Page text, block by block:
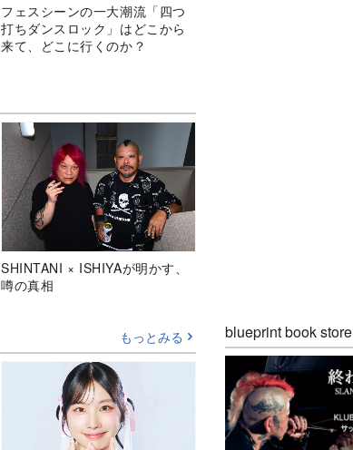
フェスシーンの一大潮流「四つ
打ちダンスロック」はどこから
来て、どこに行くのか？
SHINTANI × ISHIYAが明かす、
噂の真相
もっとみる blueprint book store